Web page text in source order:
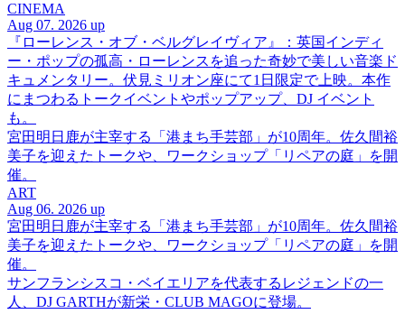
CINEMA
Aug 07. 2026 up
『ローレンス・オブ・ベルグレイヴィア』：英国インディ
ー・ポップの孤高・ローレンスを追った奇妙で美しい音楽ド
キュメンタリー。伏見ミリオン座にて1日限定で上映。本作
にまつわるトークイベントやポップアップ、DJ イベント
も。
宮田明日鹿が主宰する「港まち手芸部」が10周年。佐久間裕
美子を迎えたトークや、ワークショップ「リペアの庭」を開
催。
ART
Aug 06. 2026 up
宮田明日鹿が主宰する「港まち手芸部」が10周年。佐久間裕
美子を迎えたトークや、ワークショップ「リペアの庭」を開
催。
サンフランシスコ・ベイエリアを代表するレジェンドの一
人、DJ GARTHが新栄・CLUB MAGOに登場。